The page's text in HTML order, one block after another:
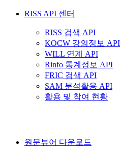
RISS API 센터
RISS 검색 API
KOCW 강의정보 API
WILL 연계 API
Rinfo 통계정보 API
FRIC 검색 API
SAM 분석활용 API
활용 및 참여 현황
원문뷰어 다운로드